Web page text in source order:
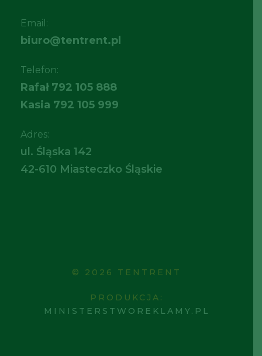
Email:
biuro@tentrent.pl
Telefon:
Rafał 792 105 888
Kasia 792 105 999
Adres:
ul. Śląska 142
42-610 Miasteczko Śląskie
© 2026 TENTRENT
PRODUKCJA:
MINISTERSTWOREKLAMY.PL